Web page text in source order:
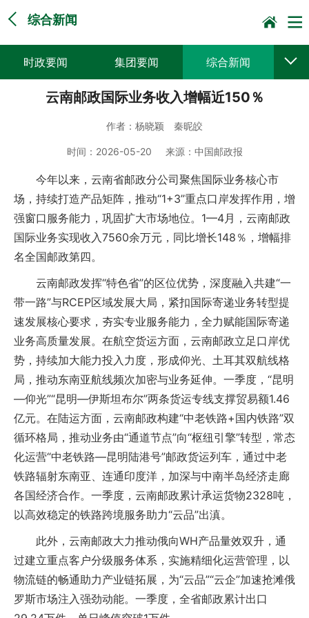
综合新闻
时政要闻 集团要闻 综合新闻
媒体聚焦 党建动态 普遍服务
企业文化
云南邮政国际业务收入增幅近150％
作者： 杨晓颖 秦昵皎
时间： 2026-05-20 来源： 中国邮政报
今年以来，云南省邮政分公司聚焦国际业务核心市
场，持续打造产品矩阵，推动“1+3”重点口岸发挥作用，增
强窗口服务能力，巩固扩大市场地位。1—4月，云南邮政
国际业务实现收入7560余万元，同比增长148％，增幅排
名全国邮政第四。
云南邮政发挥“特色省”的区位优势，深度融入共建“一
带一路”与RCEP区域发展大局，紧扣国际寄递业务转型提
速发展核心要求，夯实专业服务能力，全力赋能国际寄递
业务高质量发展。在航空货运方面，云南邮政立足口岸优
势，持续加大能力投入力度，形成仰光、土耳其双航线格
局，推动东南亚航线频次加密与业务延伸。一季度，“昆明
—仰光”“昆明—伊斯坦布尔”两条货运专线支撑贸易额1.46
亿元。在陆运方面，云南邮政构建“中老铁路+国内铁路”双
循环格局，推动业务由“通道节点”向“枢纽引擎”转型，常态
化运营“中老铁路—昆明陆港号”邮政货运列车，通过中老
铁路辐射东南亚、连通印度洋，加深与中南半岛经济走廊
各国经济合作。一季度，云南邮政累计承运货物2328吨，
以高效稳定的铁路跨境服务助力“云品”出滇。
此外，云南邮政大力推动俄向WH产品量效双升，通
过建立重点客户分级服务体系，实施精细化运营管理，以
物流链的畅通助力产业链拓展，为“云品”“云企”加速抢滩俄
罗斯市场注入强劲动能。一季度，全省邮政累计出口